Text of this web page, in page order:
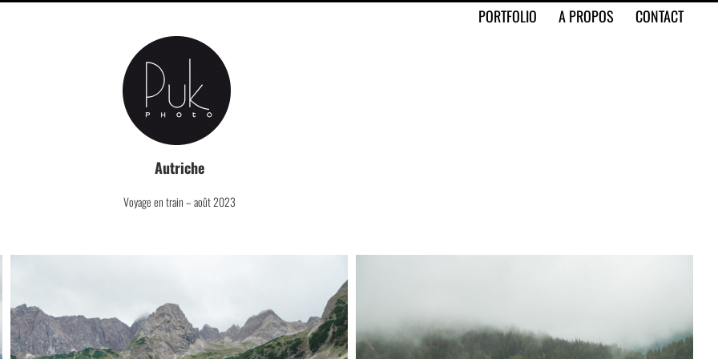
PORTFOLIO A PROPOS CONTACT
Autriche
Voyage en train – août 2023